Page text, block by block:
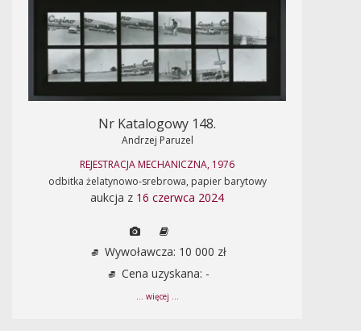
Nr Katalogowy 148.
Andrzej Paruzel
REJESTRACJA MECHANICZNA, 1976
odbitka żelatynowo-srebrowa, papier barytowy
aukcja z 16 czerwca 2024
Wywoławcza: 10 000 zł
Cena uzyskana: -
... więcej ...